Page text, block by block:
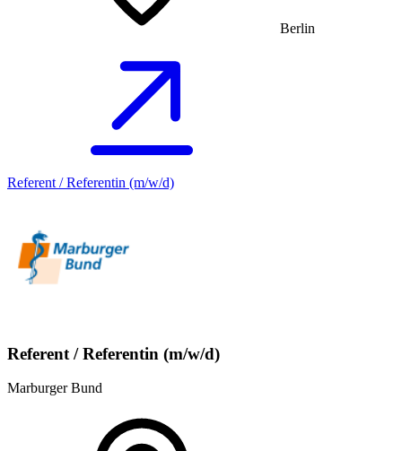
Berlin
Referent / Referentin (m/w/d)
Referent / Referentin (m/w/d)
Marburger Bund